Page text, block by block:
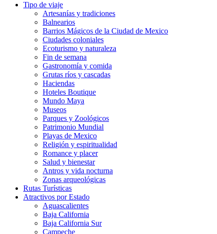
Tipo de viaje
Artesanías y tradiciones
Balnearios
Barrios Mágicos de la Ciudad de Mexico
Ciudades coloniales
Ecoturismo y naturaleza
Fin de semana
Gastronomía y comida
Grutas ríos y cascadas
Haciendas
Hoteles Boutique
Mundo Maya
Museos
Parques y Zoológicos
Patrimonio Mundial
Playas de Mexico
Religión y espiritualidad
Romance y placer
Salud y bienestar
Antros y vida nocturna
Zonas arqueológicas
Rutas Turísticas
Atractivos por Estado
Aguascalientes
Baja California
Baja California Sur
Campeche